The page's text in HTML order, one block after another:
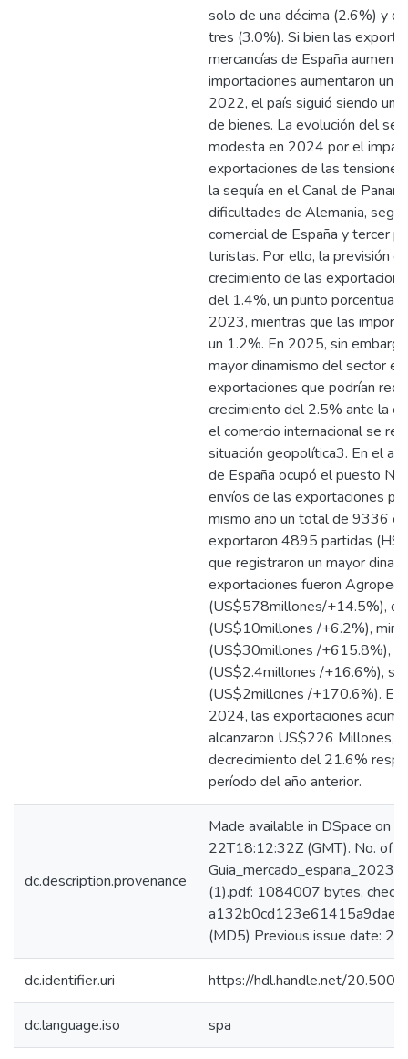
solo de una décima (2.6%) y
tres (3.0%). Si bien las
mercancías de España
importaciones aumentaron un
2022, el país siguió siendo un
de bienes. La evolución del
modesta en 2024 por el
exportaciones de las
la sequía en el Canal de
dificultades de Alemania,
comercial de España y tercer
turistas. Por ello, la previsión
crecimiento de las
del 1.4%, un punto porcentual
2023, mientras que las
un 1.2%. En 2025, sin
mayor dinamismo del sector
exportaciones que podrían
crecimiento del 2.5% ante la
el comercio internacional se
situación geopolítica3. En el
de España ocupó el puesto
envíos de las exportaciones
mismo año un total de 9336
exportaron 4895 partidas
que registraron un mayor
exportaciones fueron
(US$578millones/+14.5%),
(US$10millones /+6.2%),
(US$30millones /+615.8%),
(US$2.4millones /+16.6%),
(US$2millones /+170.6%). En
2024, las exportaciones
alcanzaron US$226 Millones,
decrecimiento del 21.6%
período del año anterior.
dc.description.provenance
Made available in DSpace on
22T18:12:32Z (GMT). No. of
(1).pdf: 1084007 bytes,
(MD5) Previous issue date:
dc.identifier.uri https://hdl.handle.net/
dc.language.iso spa